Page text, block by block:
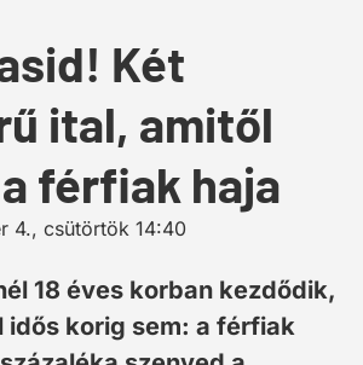
Body & Mind
Queens Blog
Két
ital, amitől
férfiak haja
4., csütörtök 14:40
18 éves korban kezdődik,
idős korig sem: a férfiak